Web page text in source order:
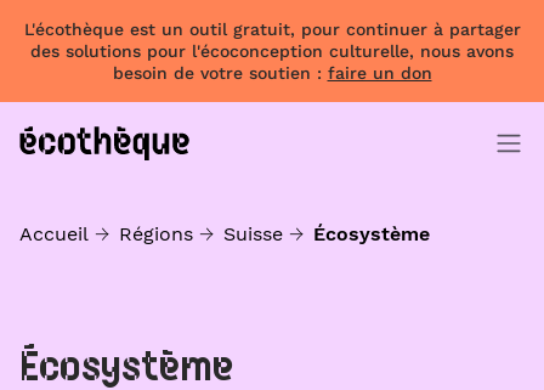
L'écothèque est un outil gratuit, pour continuer à partager
des solutions pour l'écoconception culturelle, nous avons
besoin de votre soutien : faire un don
Accueil Régions Suisse Écosystème
Écosystème